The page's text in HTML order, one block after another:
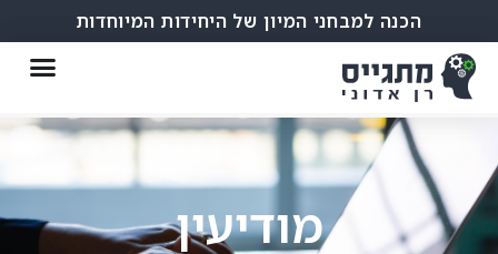
הכנה למבחני המיון של היחידות המיוחדות
מודיעין